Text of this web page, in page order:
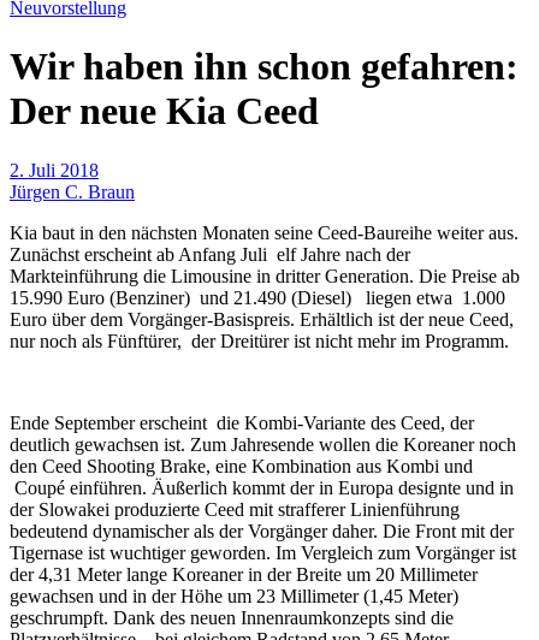
Neuvorstellung
Wir haben ihn schon gefahren:
Der neue Kia Ceed
2. Juli 2018
Jürgen C. Braun
Kia baut in den nächsten Monaten seine Ceed-Baureihe weiter aus.
Zunächst erscheint ab Anfang Juli elf Jahre nach der
Markteinführung die Limousine in dritter Generation. Die Preise ab
15.990 Euro (Benziner) und 21.490 (Diesel) liegen etwa 1.000
Euro über dem Vorgänger-Basispreis. Erhältlich ist der neue Ceed,
nur noch als Fünftürer, der Dreitürer ist nicht mehr im Programm.
Ende September erscheint die Kombi-Variante des Ceed, der
deutlich gewachsen ist. Zum Jahresende wollen die Koreaner noch
den Ceed Shooting Brake, eine Kombination aus Kombi und
Coupé einführen. Äußerlich kommt der in Europa designte und in
der Slowakei produzierte Ceed mit strafferer Linienführung
bedeutend dynamischer als der Vorgänger daher. Die Front mit der
Tigernase ist wuchtiger geworden. Im Vergleich zum Vorgänger ist
der 4,31 Meter lange Koreaner in der Breite um 20 Millimeter
gewachsen und in der Höhe um 23 Millimeter (1,45 Meter)
geschrumpft. Dank des neuen Innenraumkonzepts sind die